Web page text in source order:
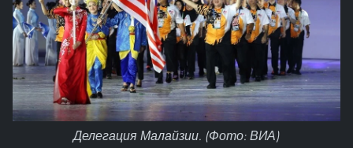
Делегация Малайзии. (Фото: ВИА)